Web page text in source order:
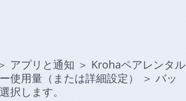
アプリと通知 ＞ Krohaペアレンタル
使用量（または詳細設定） ＞ バッ
択します。